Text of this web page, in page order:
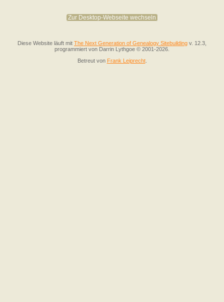
Zur Desktop-Webseite wechseln
Diese Website läuft mit The Next Generation of Genealogy Sitebuilding v. 12.3,
programmiert von Darrin Lythgoe © 2001-2026.
Betreut von Frank Leiprecht.